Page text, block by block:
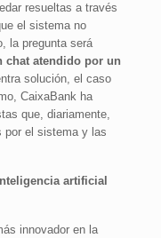
resueltas a través
el sistema no
la pregunta será
chat atendido por un
solución, el caso
CaixaBank ha
que, diariamente,
por el sistema y las
artificial
innovador en la